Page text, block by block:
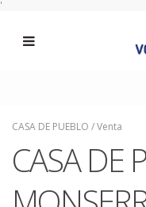
'
CASA DE PUEBLO /Venta
CASA DE